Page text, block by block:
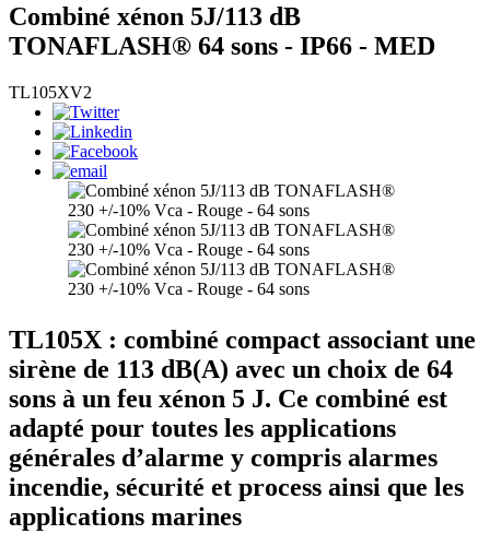
Combiné xénon 5J/113 dB
TONAFLASH® 64 sons - IP66 - MED
TL105XV2
TL105X : combiné compact associant une
sirène de 113 dB(A) avec un choix de 64
sons à un feu xénon 5 J. Ce combiné est
adapté pour toutes les applications
générales d’alarme y compris alarmes
incendie, sécurité et process ainsi que les
applications marines